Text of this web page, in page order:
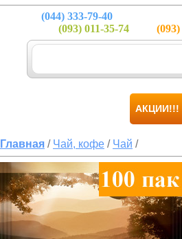
(044) 333-79-40
(093) 011-35-74 (093)
АКЦИИ!!!
Главная / Чай, кофе / Чай /